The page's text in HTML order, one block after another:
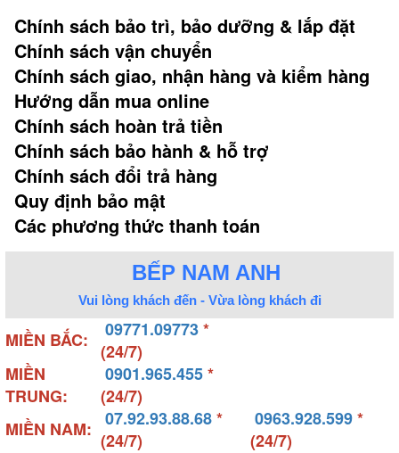
Chính sách bảo trì, bảo dưỡng & lắp đặt
Chính sách vận chuyển
Chính sách giao, nhận hàng và kiểm hàng
Hướng dẫn mua online
Chính sách hoàn trả tiền
Chính sách bảo hành & hỗ trợ
Chính sách đổi trả hàng
Quy định bảo mật
Các phương thức thanh toán
BẾP NAM ANH
Vui lòng khách đến - Vừa lòng khách đi
MIỀN BẮC: 09771.09773*
(24/7)
MIỀN
TRUNG:
0901.965.455*
(24/7)
MIỀN NAM:
07.92.93.88.68*
(24/7)
0963.928.599*
(24/7)